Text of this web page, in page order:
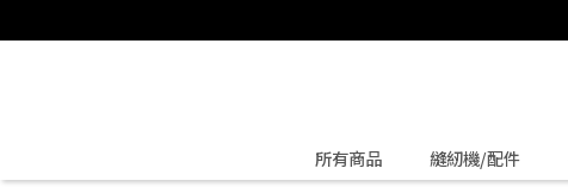
所有商品 縫紉機/配件